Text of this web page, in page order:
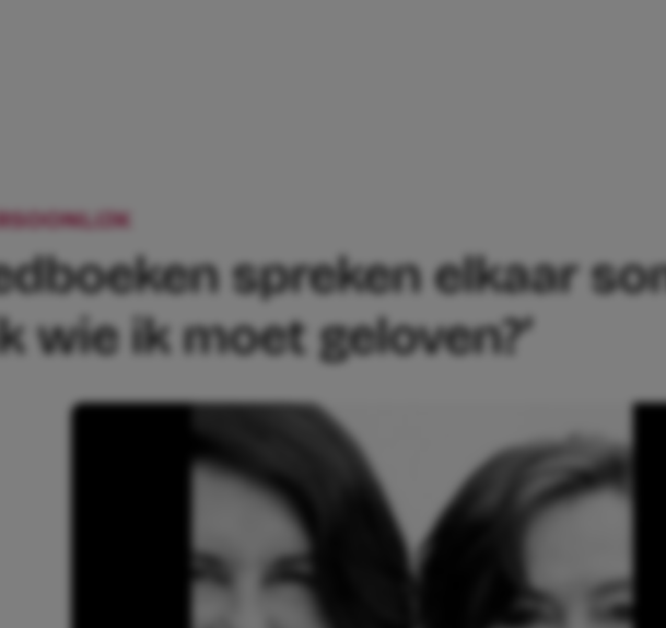
spreken elkaar
wie ik moet geloven?’